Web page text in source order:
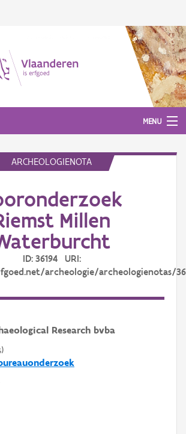
MENU
ARCHEOLOGIENOTA
Millen
ID: 36194 URI:
archeologie/archeologienotas/
Research bvba